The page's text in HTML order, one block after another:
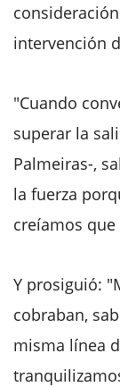
intervención
"Cuando
superar la
Palmeiras-,
la fuerza
creíamos
Y prosiguió:
cobraban,
misma línea